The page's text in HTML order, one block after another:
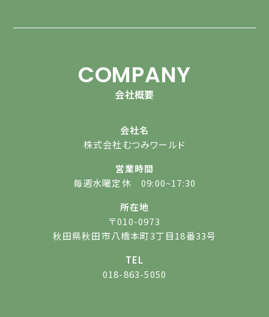
COMPANY
会社概要
会社名
株式会社むつみワールド
営業時間
毎週水曜定休 09:00~17:30
所在地
〒010-0973
秋田県秋田市八橋本町3丁目18番33号
TEL
018-863-5050